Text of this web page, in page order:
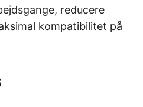
reducere
kompatibilitet på